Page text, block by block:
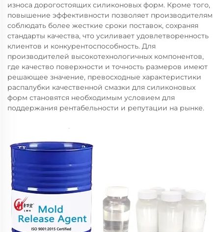
износа дорогостоящих силиконовых форм. Кроме того,
повышение эффективности позволяет производителям
соблюдать более жесткие сроки поставок, сохраняя
стандарты качества, что усиливает удовлетворенность
клиентов и конкурентоспособность. Для
производителей высокотехнологичных компонентов,
где качество поверхности и точность размеров имеют
решающее значение, превосходные характеристики
распалубки качественной смазки для силиконовых
форм становятся необходимым условием для
поддержания рентабельности и репутации на рынке.